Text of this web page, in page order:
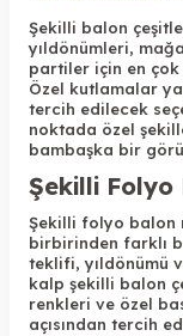
Şekilli balon
yıldönümleri,
partiler için en çok
Özel kutlamalar
tercih edilecek
noktada özel
bambaşka bir
Şekilli
Şekilli folyo balon
birbirinden farklı
teklifi, yıldönümü
kalp şekilli balon
renkleri ve özel
açısından tercih